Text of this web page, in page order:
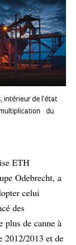
intérieur de l’état
du
ETH
Odebrecht, a
celui
des
plus de canne à
2012/2013 et de